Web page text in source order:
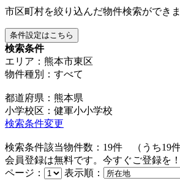
市区町村を絞り込んだ物件検索ができま
条件設定はこちら
検索条件
エリア：熊本市東区
物件種別：すべて
都道府県：熊本県
小学校区：健軍小小学校
検索条件変更
検索条件該当物件数： 19件 （うち19
会員登録は無料です。今すぐご登録を
ページ：
表示順：